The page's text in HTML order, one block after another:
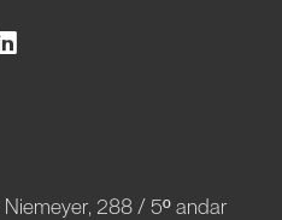
288 / 5º andar